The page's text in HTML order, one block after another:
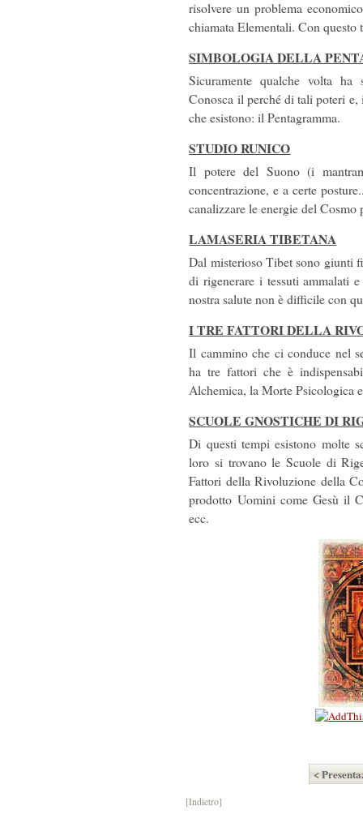
risolvere un problema
chiamata Elementali. Con
SIMBOLOGIA DELLA
Sicuramente qualche volta
Conosca il perché di tali poteri
che esistono: il Pentagramma.
STUDIO RUNICO
Il potere del Suono (i
concentrazione, e a certe
canalizzare le energie del
LAMASERIA TIBETANA
Dal misterioso Tibet sono giunti
di rigenerare i tessuti ammalati
nostra salute non è difficile con
I TRE FATTORI DELLA
Il cammino che ci conduce nel
ha tre fattori che è
Alchemica, la Morte Psicologica
SCUOLE GNOSTICHE DI
Di questi tempi esistono molte
loro si trovano le Scuole di
Fattori della Rivoluzione della
prodotto Uomini come Gesù il
ecc.
<
[Indietro]